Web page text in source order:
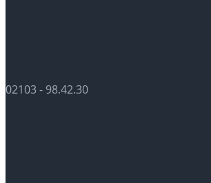
02103 - 98.42.30